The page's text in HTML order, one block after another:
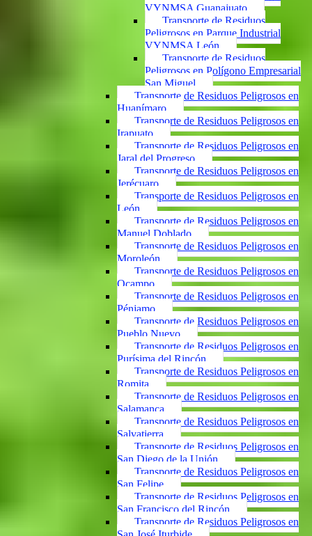
VYNMSA Guanajuato
Transporte de Residuos
Peligrosos en Parque Industrial
VYNMSA León
Transporte de Residuos
Peligrosos en Polígono Empresarial
San Miguel
Transporte de Residuos Peligrosos en
Huanímaro
Transporte de Residuos Peligrosos en
Irapuato
Transporte de Residuos Peligrosos en
Jaral del Progreso
Transporte de Residuos Peligrosos en
Jerécuaro
Transporte de Residuos Peligrosos en
León
Transporte de Residuos Peligrosos en
Manuel Doblado
Transporte de Residuos Peligrosos en
Moroleón
Transporte de Residuos Peligrosos en
Ocampo
Transporte de Residuos Peligrosos en
Pénjamo
Transporte de Residuos Peligrosos en
Pueblo Nuevo
Transporte de Residuos Peligrosos en
Purísima del Rincón
Transporte de Residuos Peligrosos en
Romita
Transporte de Residuos Peligrosos en
Salamanca
Transporte de Residuos Peligrosos en
Salvatierra
Transporte de Residuos Peligrosos en
San Diego de la Unión
Transporte de Residuos Peligrosos en
San Felipe
Transporte de Residuos Peligrosos en
San Francisco del Rincón
Transporte de Residuos Peligrosos en